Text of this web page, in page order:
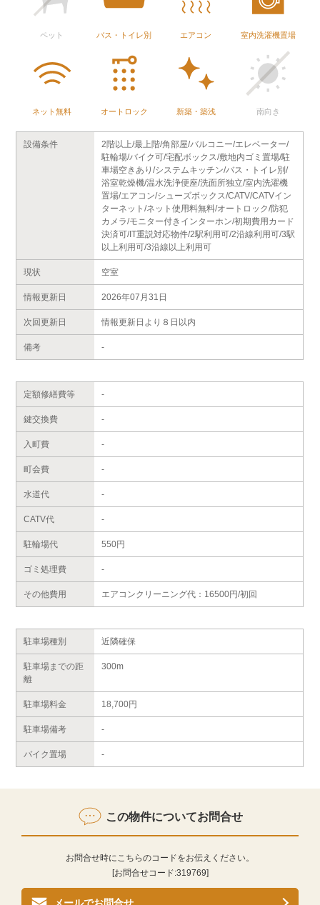
ペット バス・トイレ別 エアコン 室内洗濯機置場
ネット無料 オートロック 新築・築浅 南向き
設備条件
2階以上/最上階/角部屋/バルコニー/エレベーター/
駐輪場/バイク可/宅配ボックス/敷地内ゴミ置場/駐
車場空きあり/システムキッチン/バス・トイレ別/
浴室乾燥機/温水洗浄便座/洗面所独立/室内洗濯機
置場/エアコン/シューズボックス/CATV/CATVイン
ターネット/ネット使用料無料/オートロック/防犯
カメラ/モニター付きインターホン/初期費用カード
決済可/IT重説対応物件/2駅利用可/2沿線利用可/3駅
以上利用可/3沿線以上利用可
現状 空室
情報更新日 2026年07月31日
次回更新日 情報更新日より８日以内
備考 -
定額修繕費等 -
鍵交換費 -
入町費 -
町会費 -
水道代 -
CATV代 -
駐輪場代 550円
ゴミ処理費 -
その他費用 エアコンクリーニング代：16500円/初回
駐車場種別 近隣確保
駐車場までの距
離
300m
駐車場料金 18,700円
駐車場備考 -
バイク置場 -
この物件についてお問合せ
お問合せ時にこちらのコードをお伝えください。
[お問合せコード:319769]